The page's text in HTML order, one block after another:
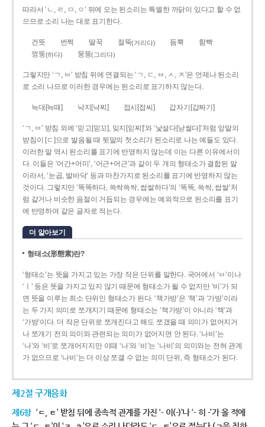
따라서 ‘ㄴ, ㄹ, ㅁ, ㅇ’ 뒤에 오는 된소리는 특별한 까닭이 있다고 할 수 없
으므로 소리 나는 대로 표기한다.
건뜻 번쩍 딸꾹 절뚝(거리다) 듬뿍
함빡
껑뚱(하다) 뭉뚱(그리다)
그렇지만 ‘ㄱ, ㅂ’ 받침 뒤에 연결되는 ‘ㄱ, ㄷ, ㅂ, ㅅ, ㅈ’은 언제나 된소리
로 소리 나므로 이러한 경우에는 된소리로 표기하지 않는다.
늑대[늑때] 낙지[낙찌] 접시[접씨] 갑자기[갑짜기]
‘ㄱ, ㅂ’ 받침 외에 ‘믿고[믿꼬], 잊지[읻찌]’와 ‘낯설다[낟썰다]’처럼 앞말의
받침이 [ㄷ]으로 발음될 때 뒷말의 첫소리가 된소리로 나는 예들도 있다.
이러한 말 역시 된소리를 표기에 반영하지 않는데 이는 다른 이유에서이
다. 이들은 ‘어간+어미’, ‘어근+어근’과 같이 두 개의 형태소가 결합된 말
이라서, ‘눈곱, 발바닥’ 등과 마찬가지로 된소리를 표기에 반영하지 않는
것이다. 그렇지만 ‘똑똑하다, 쓱싹쓱싹, 쌉쌀하다’의 ‘똑똑, 쓱싹, 쌉쌀’처
럼 같거나 비슷한 음절이 거듭되는 경우에는 예외적으로 된소리를 표기
에 반영하여 같은 글자로 적는다.
더 알아보기
형태소(形態素)란?
‘형태소’는 뜻을 가지고 있는 가장 작은 단위를 말한다. 국어에서 ‘ㅂ’이나
‘ㅣ’ 등은 뜻을 가지고 있지 않기 때문에 형태소가 될 수 없지만 ‘비’가 되
면 뜻을 이루는 최소 단위인 형태소가 된다. ‘책가방’은 ‘책’과 ‘가방’이라
는 두 가지 의미로 쪼개지기 때문에 형태소는 ‘책가방’이 아니라 ‘책’과
‘가방’이다. 더 작은 단위로 쪼개진다고 해도 쪼갰을 때 의미가 없어지거
나 쪼개기 전의 의미와 관련되는 의미가 없어지면 안 된다. ‘나비’는
‘나’와 ‘비’로 쪼개어지지만 이때 ‘나’와 ‘비’는 ‘나비’의 의미와는 전혀 관계
가 없으므로 ‘나비’는 더 이상 쪼갤 수 없는 의미 단위, 즉 형태소가 된다.
제2절 구개음화
제6항 ‘ㄷ, ㅌ’ 받침 뒤에 종속적 관계를 가진 ‘- 이(-)’나 ‘- 히 -’가 올 적에